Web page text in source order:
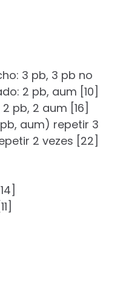
3 pb, 3 pb no
2 pb, aum [10]
pb, 2 aum [16]
pb, aum) repetir 3
2 vezes [22]